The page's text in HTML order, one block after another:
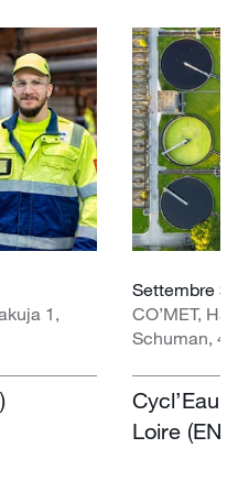
1,
Settembre
CO’MET,
Schuman,
Cycl’Eau
Loire (EN)